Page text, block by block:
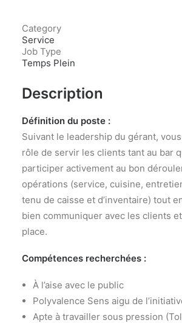
Category
Service
Job Type
Temps Plein
Description
Définition du poste :
Suivant le leadership du gérant,
rôle de servir les clients tant au bar
participer activement au bon
opérations (service, cuisine,
tenu de caisse et d’inventaire) tout
bien communiquer avec les clients et
place.
Compétences recherchées :
À l’aise avec le public
Polyvalence Sens aigu de
Apte à travailler sous pression